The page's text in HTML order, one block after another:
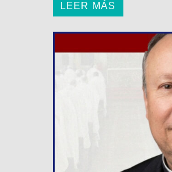
LEER MÁS